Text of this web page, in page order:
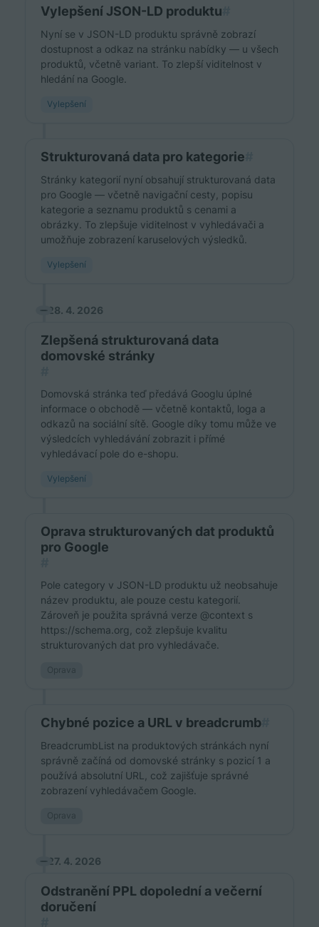
Vylepšení JSON-LD produktu
Nyní se v JSON-LD produktu správně zobrazí
dostupnost a odkaz na stránku nabídky — u všech
produktů, včetně variant. To zlepší viditelnost v
hledání na Google.
Vylepšení
Strukturovaná data pro kategorie
Stránky kategorií nyní obsahují strukturovaná data
pro Google — včetně navigační cesty, popisu
kategorie a seznamu produktů s cenami a
obrázky. To zlepšuje viditelnost v vyhledávači a
umožňuje zobrazení karuselových výsledků.
Vylepšení
28. 4. 2026
Zlepšená strukturovaná data
domovské stránky
Domovská stránka teď předává Googlu úplné
informace o obchodě — včetně kontaktů, loga a
odkazů na sociální sítě. Google díky tomu může ve
výsledcích vyhledávání zobrazit i přímé
vyhledávací pole do e-shopu.
Vylepšení
Oprava strukturovaných dat produktů
pro Google
Pole category v JSON-LD produktu už neobsahuje
název produktu, ale pouze cestu kategorií.
Zároveň je použita správná verze @context s
https://schema.org, což zlepšuje kvalitu
strukturovaných dat pro vyhledávače.
Oprava
Chybné pozice a URL v breadcrumb
BreadcrumbList na produktových stránkách nyní
správně začíná od domovské stránky s pozicí 1 a
používá absolutní URL, což zajišťuje správné
zobrazení vyhledávačem Google.
Oprava
27. 4. 2026
Odstranění PPL dopolední a večerní
doručení